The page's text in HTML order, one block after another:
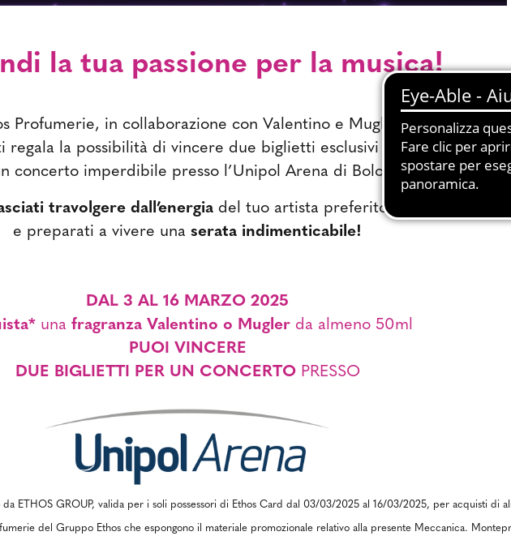
la tua passione per la musica!
Profumerie, in collaborazione con Valentino e Mugler,
regala la possibilità di vincere due biglietti esclusivi
concerto imperdibile presso l’Unipol Arena di Bologna.
travolgere dall’energiadel tuo artista preferito
e preparati a vivere una serata indimenticabile!
DAL 3 AL 16 MARZO 2025
una fragranza Valentino o Muglerda almeno 50ml
PUOI VINCERE
DUE BIGLIETTI PER UN CONCERTO PRESSO
ETHOS GROUP, valida per i soli possessori di Ethos Card dal 03/03/2025 al 16/03/2025, per acquisti di
del Gruppo Ethos che espongono il materiale promozionale relativo alla presente Meccanica.